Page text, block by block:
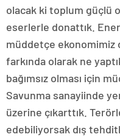
olacak ki toplum güçlü
eserlerle donattık.
müddetçe ekonomimiz
farkında olarak ne
bağımsız olması için
Savunma sanayiinde
üzerine çıkarttık.
edebiliyorsak dış